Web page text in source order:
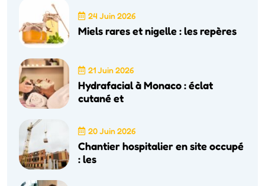
24 Juin 2026
Miels rares et nigelle : les repères
21 Juin 2026
Hydrafacial à Monaco : éclat
cutané et
20 Juin 2026
Chantier hospitalier en site occupé
: les